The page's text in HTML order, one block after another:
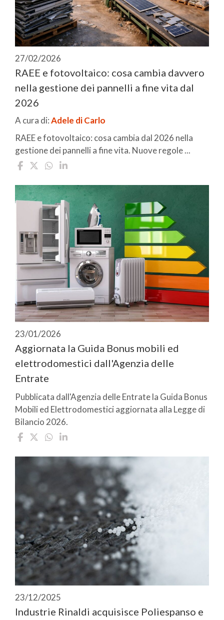
27/02/2026
RAEE e fotovoltaico: cosa cambia davvero
nella gestione dei pannelli a fine vita dal
2026
A cura di:Adele di Carlo
RAEE e fotovoltaico: cosa cambia dal 2026 nella
gestione dei pannelli a fine vita. Nuove regole ...
23/01/2026
Aggiornata la Guida Bonus mobili ed
elettrodomestici dall'Agenzia delle
Entrate
Pubblicata dall'Agenzia delle Entrate la Guida Bonus
Mobili ed Elettrodomestici aggiornata alla Legge di
Bilancio 2026.
23/12/2025
Industrie Rinaldi acquisisce Poliespanso e